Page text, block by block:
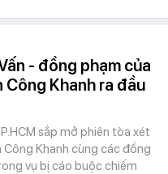
- đồng phạm của
Khanh ra đầu
sắp mở phiên tòa xét
Công Khanh cùng các đồng
vụ bị cáo buộc chiếm